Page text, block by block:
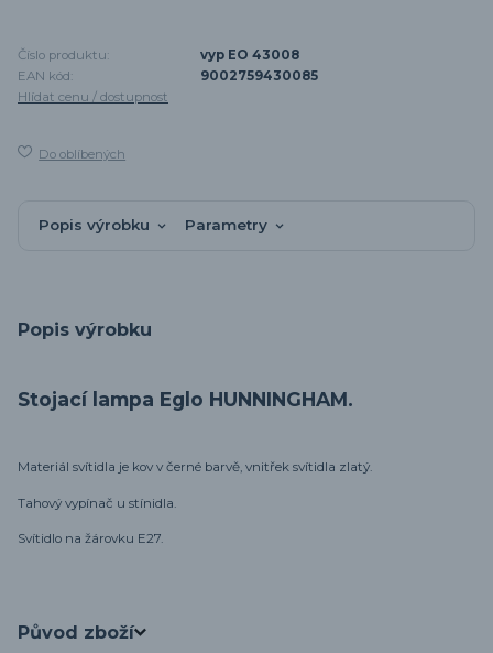
Číslo produktu:
vyp EO 43008
EAN kód:
9002759430085
Hlídat cenu / dostupnost
Do oblíbených
Popis výrobku Parametry
Popis výrobku
Stojací lampa Eglo HUNNINGHAM.
Materiál svítidla je kov v černé barvě, vnitřek svítidla zlatý.
Tahový vypínač u stínidla.
Svítidlo na žárovku E27.
Původ zboží